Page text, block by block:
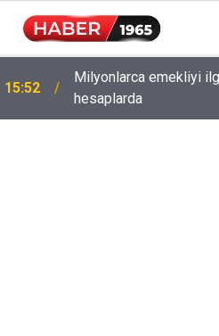
15:52
Milyonlarca emekliyi
hesaplarda